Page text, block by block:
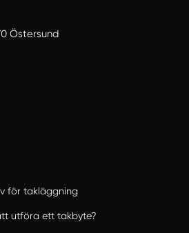
Östersund
för takläggning
utföra ett takbyte?